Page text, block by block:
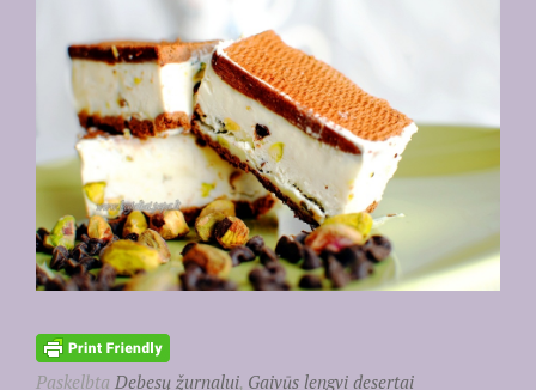
Paskelbta Debesų žurnalui, Gaivūs lengvi desertai